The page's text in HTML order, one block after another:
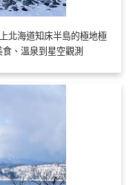
北海道知床半島的極地極
、溫泉到星空觀測